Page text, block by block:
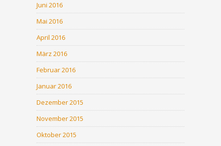
Juni 2016
Mai 2016
April 2016
März 2016
Februar 2016
Januar 2016
Dezember 2015
November 2015
Oktober 2015